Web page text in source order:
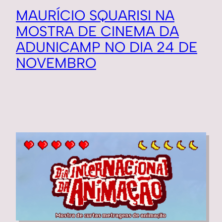
MAURÍCIO SQUARISI NA
MOSTRA DE CINEMA DA
ADUNICAMP NO DIA 24 DE
NOVEMBRO